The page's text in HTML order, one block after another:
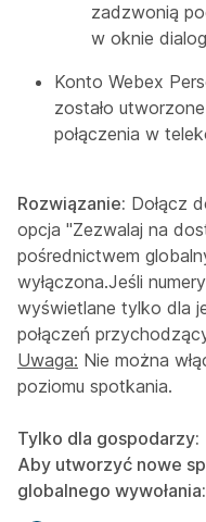
zadzwonią
w oknie
Konto Webex
zostało
połączenia w
Rozwiązanie: Dołącz
opcja "Zezwalaj na
pośrednictwem
wyłączona.Jeśli
wyświetlane tylko dla
połączeń
Uwaga: Nie można
poziomu spotkania.
Tylko dla gospodarzy:
Aby utworzyć nowe
globalnego wywołania: